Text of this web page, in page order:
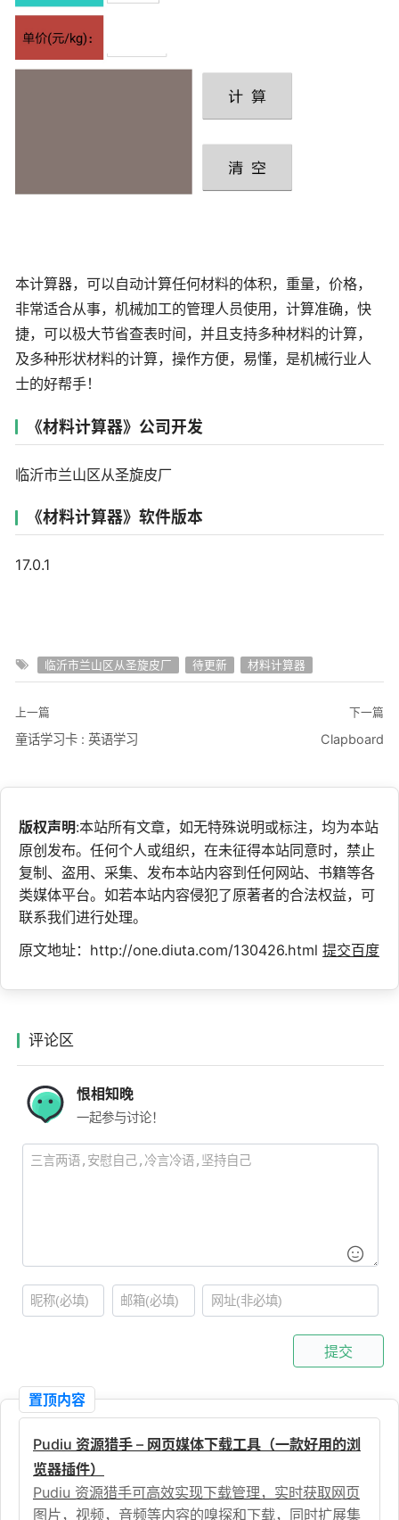
本计算器，可以自动计算任何材料的体积，重量，价格，
非常适合从事，机械加工的管理人员使用，计算准确，快
捷，可以极大节省查表时间，并且支持多种材料的计算，
及多种形状材料的计算，操作方便，易懂，是机械行业人
士的好帮手！
《材料计算器》公司开发
临沂市兰山区从圣旋皮厂
《材料计算器》软件版本
17.0.1
临沂市兰山区从圣旋皮厂 待更新 材料计算器
上一篇
童话学习卡 : 英语学习
下一篇
Clapboard
版权声明:本站所有文章，如无特殊说明或标注，均为本站
原创发布。任何个人或组织，在未征得本站同意时，禁止
复制、盗用、采集、发布本站内容到任何网站、书籍等各
类媒体平台。如若本站内容侵犯了原著者的合法权益，可
联系我们进行处理。
原文地址：http://one.diuta.com/130426.html 提交百度
评论区
恨相知晚
一起参与讨论！
提交
置顶内容
Pudiu 资源猎手 – 网页媒体下载工具（一款好用的浏
览器插件）
Pudiu 资源猎手可高效实现下载管理，实时获取网页
图片，视频，音频等内容的嗅探和下载，同时扩展集